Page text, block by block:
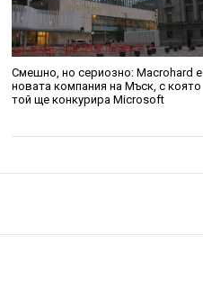
Смешно, но сериозно: Macrohard е
новата компания на Мъск, с която
той ще конкурира Microsoft